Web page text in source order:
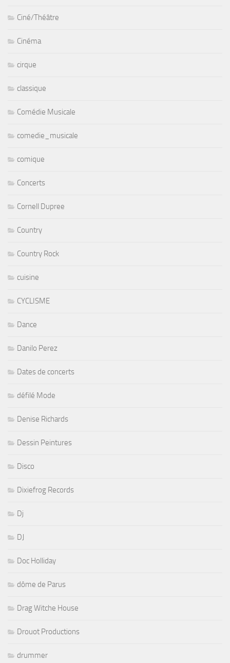
Ciné/Théâtre
Cinéma
cirque
classique
Comédie Musicale
comedie_musicale
comique
Concerts
Cornell Dupree
Country
Country Rock
cuisine
CYCLISME
Dance
Danilo Perez
Dates de concerts
défilé Mode
Denise Richards
Dessin Peintures
Disco
Dixiefrog Records
Dj
DJ
Doc Holliday
dôme de Parus
Drag Witche House
Drouot Productions
drummer